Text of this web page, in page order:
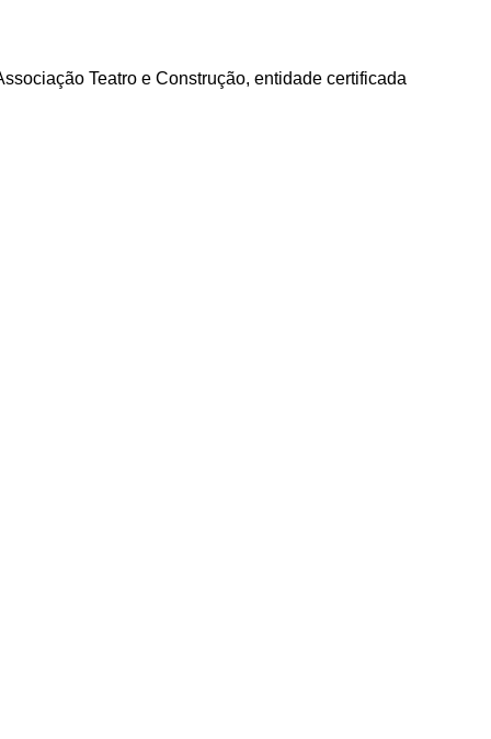
Teatro e Construção, entidade certificada